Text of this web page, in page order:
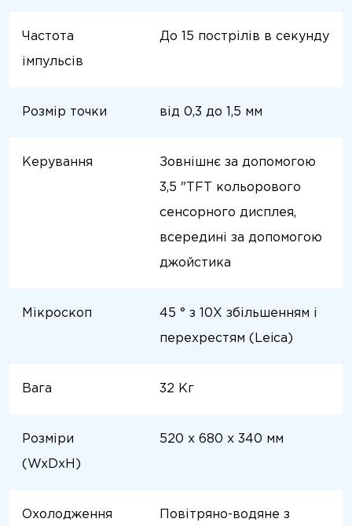
Частота
імпульсів
До 15 пострілів в секунду
Розмір точки від 0,3 до 1,5 мм
Керування Зовнішнє за допомогою
3,5 "TFT кольорового
сенсорного дисплея,
всередині за допомогою
джойстика
Мікроскоп 45 ° з 10X збільшенням і
перехрестям (Leica)
Вага 32 Кг
Розміри
(WxDxH)
520 x 680 x 340 мм
Охолодження Повітряно-водяне з